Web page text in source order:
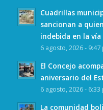
Cuadrillas
sancionan a
indebida en la vía
6 agosto, 2026 - 9:47
El Concejo
aniversario del
6 agosto, 2026 - 6:33
La comunidad